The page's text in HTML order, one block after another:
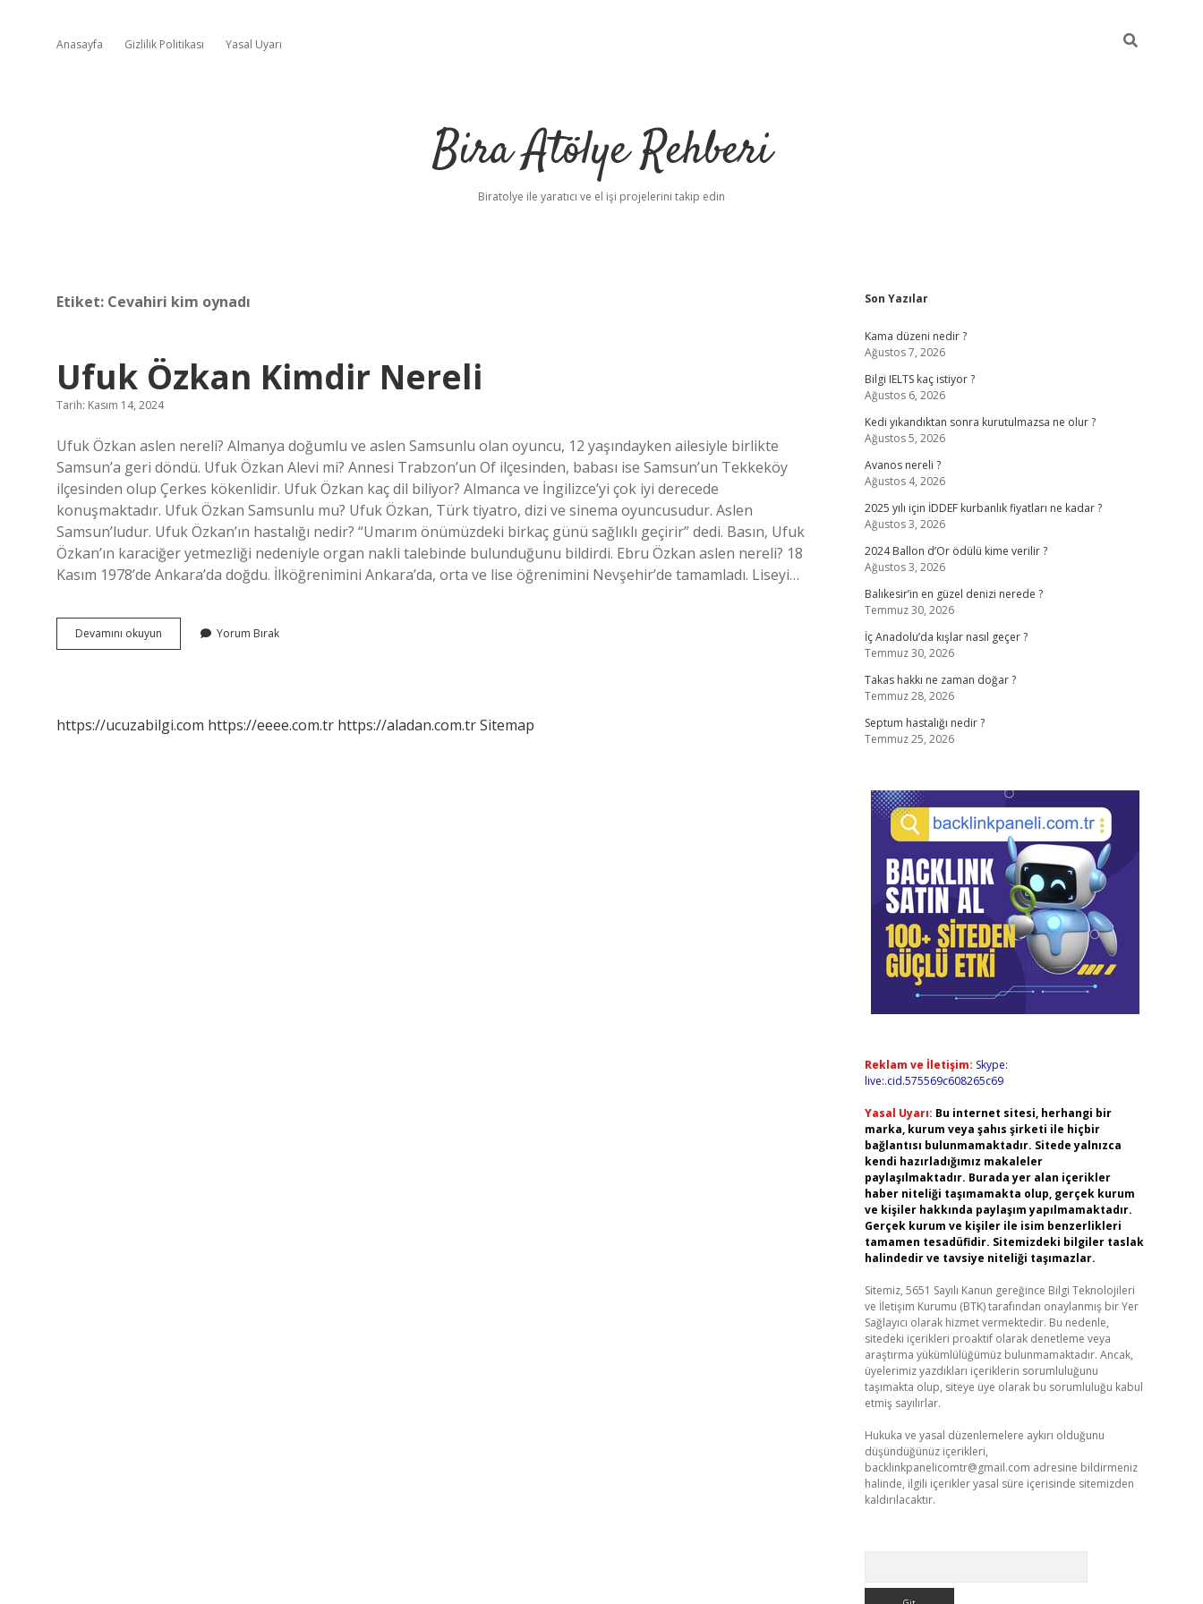
Anasayfa Gizlilik Politikası Yasal Uyarı
Bira Atölye Rehberi
Biratolye ile yaratıcı ve el işi projelerini takip edin
Etiket: Cevahiri kim oynadı
Ufuk Özkan Kimdir Nereli
Tarih: Kasım 14, 2024
Ufuk Özkan aslen nereli? Almanya doğumlu ve aslen Samsunlu olan oyuncu, 12 yaşındayken ailesiyle birlikte
Samsun’a geri döndü. Ufuk Özkan Alevi mi? Annesi Trabzon’un Of ilçesinden, babası ise Samsun’un Tekkeköy
ilçesinden olup Çerkes kökenlidir. Ufuk Özkan kaç dil biliyor? Almanca ve İngilizce’yi çok iyi derecede
konuşmaktadır. Ufuk Özkan Samsunlu mu? Ufuk Özkan, Türk tiyatro, dizi ve sinema oyuncusudur. Aslen
Samsun’ludur. Ufuk Özkan’ın hastalığı nedir? “Umarım önümüzdeki birkaç günü sağlıklı geçirir” dedi. Basın, Ufuk
Özkan’ın karaciğer yetmezliği nedeniyle organ nakli talebinde bulunduğunu bildirdi. Ebru Özkan aslen nereli? 18
Kasım 1978’de Ankara’da doğdu. İlköğrenimini Ankara’da, orta ve lise öğrenimini Nevşehir’de tamamladı. Liseyi…
Devamını okuyun
Özkan
Yorum Bırak
https://ucuzabilgi.com https://eeee.com.tr https://aladan.com.trSitemap
Sidebar
Son Yazılar
Kama düzeni nedir ?
Ağustos 7, 2026
Bilgi IELTS kaç istiyor ?
Ağustos 6, 2026
Kedi yıkandıktan sonra kurutulmazsa ne olur ?
Ağustos 5, 2026
Avanos nereli ?
Ağustos 4, 2026
2025 yılı için İDDEF kurbanlık fiyatları ne kadar ?
Ağustos 3, 2026
2024 Ballon d’Or ödülü kime verilir ?
Ağustos 3, 2026
Balıkesir’in en güzel denizi nerede ?
Temmuz 30, 2026
İç Anadolu’da kışlar nasıl geçer ?
Temmuz 30, 2026
Takas hakkı ne zaman doğar ?
Temmuz 28, 2026
Septum hastalığı nedir ?
Temmuz 25, 2026
Reklam ve İletişim: Skype:
live:.cid.575569c608265c69
Yasal Uyarı: Bu internet sitesi, herhangi bir
marka, kurum veya şahıs şirketi ile hiçbir
bağlantısı bulunmamaktadır. Sitede yalnızca
kendi hazırladığımız makaleler
paylaşılmaktadır. Burada yer alan içerikler
haber niteliği taşımamakta olup, gerçek kurum
ve kişiler hakkında paylaşım yapılmamaktadır.
Gerçek kurum ve kişiler ile isim benzerlikleri
tamamen tesadüfidir. Sitemizdeki bilgiler taslak
halindedir ve tavsiye niteliği taşımazlar.
Sitemiz, 5651 Sayılı Kanun gereğince Bilgi Teknolojileri
ve İletişim Kurumu (BTK) tarafından onaylanmış bir Yer
Sağlayıcı olarak hizmet vermektedir. Bu nedenle,
sitedeki içerikleri proaktif olarak denetleme veya
araştırma yükümlülüğümüz bulunmamaktadır. Ancak,
üyelerimiz yazdıkları içeriklerin sorumluluğunu
taşımakta olup, siteye üye olarak bu sorumluluğu kabul
etmiş sayılırlar.
Hukuka ve yasal düzenlemelere aykırı olduğunu
düşündüğünüz içerikleri,
backlinkpanelicomtr@gmail.com adresine bildirmeniz
halinde, ilgili içerikler yasal süre içerisinde sitemizden
kaldırılacaktır.
ilbetbetci